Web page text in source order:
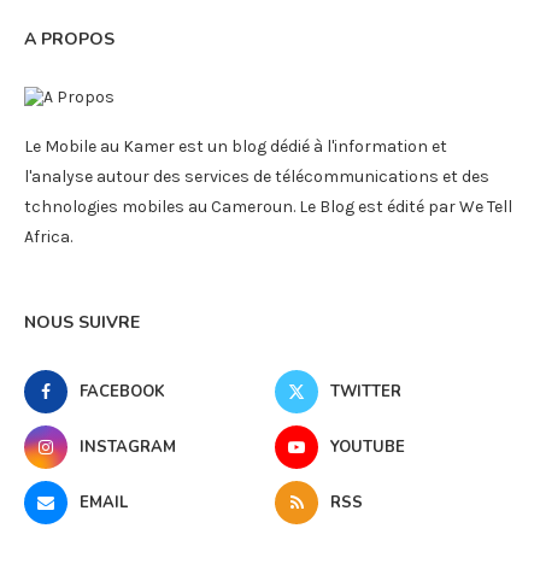
A PROPOS
Le Mobile au Kamer est un blog dédié à l'information et
l'analyse autour des services de télécommunications et des
tchnologies mobiles au Cameroun. Le Blog est édité par We Tell
Africa.
NOUS SUIVRE
FACEBOOK TWITTER
INSTAGRAM YOUTUBE
EMAIL RSS